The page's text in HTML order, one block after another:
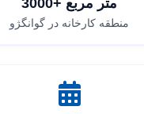
منطقه کارخانه در گوانگژو